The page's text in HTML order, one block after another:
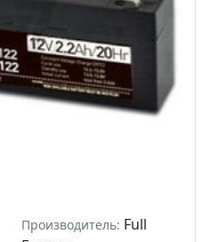
Производитель: Full